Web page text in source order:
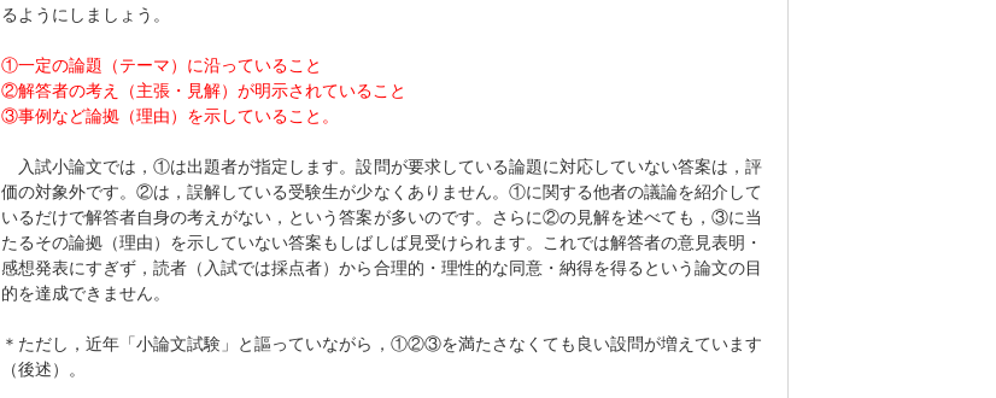
るようにしましょう。
①一定の論題（テーマ）に沿っていること
②解答者の考え（主張・見解）が明示されていること
③事例など論拠（理由）を示していること。
入試小論文では，①は出題者が指定します。設問が要求している論題に対応していない答案は，評
価の対象外です。②は，誤解している受験生が少なくありません。①に関する他者の議論を紹介して
いるだけで解答者自身の考えがない，という答案が多いのです。さらに②の見解を述べても，③に当
たるその論拠（理由）を示していない答案もしばしば見受けられます。これでは解答者の意見表明・
感想発表にすぎず，読者（入試では採点者）から合理的・理性的な同意・納得を得るという論文の目
的を達成できません。
＊ただし，近年「小論文試験」と謳っていながら，①②③を満たさなくても良い設問が増えています
（後述）。